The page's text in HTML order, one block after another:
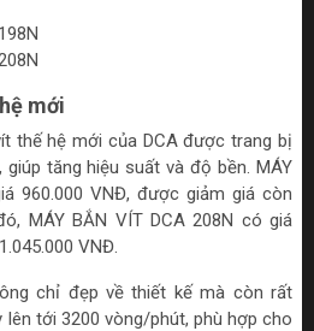
mới
thế hệ mới của DCA được trang bị
tăng hiệu suất và độ bền. MÁY
960.000 VNĐ, được giảm giá còn
MÁY BẮN VÍT DCA 208N có giá
VNĐ.
chỉ đẹp về thiết kế mà còn rất
tới 3200 vòng/phút, phù hợp cho